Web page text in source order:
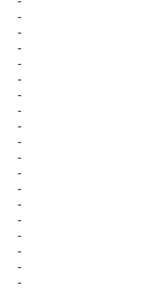
-
-
-
-
-
-
-
-
-
-
-
-
-
-
-
-
-
-